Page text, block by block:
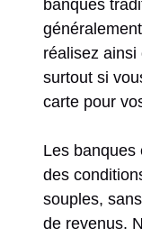
banques
réalisez ainsi
surtout si
carte pour
Les banques
des
souples,
de revenus.